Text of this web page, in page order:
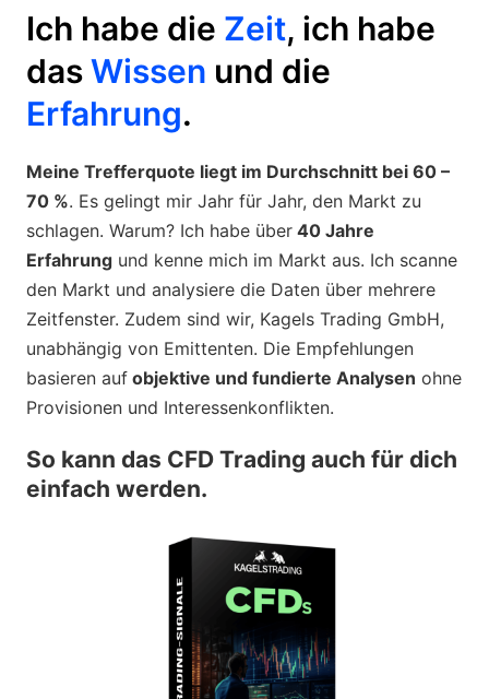
Ich habe die Zeit, ich habe
dasWissen und die
Erfahrung.
Meine Trefferquote liegt im Durchschnitt bei 60 –
70 %. Es gelingt mir Jahr für Jahr, den Markt zu
schlagen. Warum? Ich habe über 40 Jahre
Erfahrung und kenne mich im Markt aus. Ich scanne
den Markt und analysiere die Daten über mehrere
Zeitfenster. Zudem sind wir, Kagels Trading GmbH,
unabhängig von Emittenten. Die Empfehlungen
basieren auf objektive und fundierte Analysen ohne
Provisionen und Interessenkonflikten.
So kann das CFD Trading auch für dich
einfach werden.